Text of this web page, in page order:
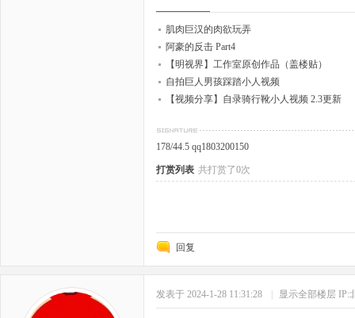
肌肉巨汉的肉欲玩弄
阿豪的反击 Part4
【明视界】工作室原创作品（盖楼贴）
自拍巨人男孩踩踏小人视频
【视频分享】自录骑行靴小人视频 2.3更新
178/44.5 qq1803200150
打赏列表 共打赏了0次
回复
发表于 2024-1-28 11:31:28 显示全部楼层 IP: